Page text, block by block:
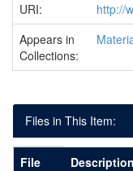
URI:
http://
Appears in
Collections:
Files in This Item:
File Description